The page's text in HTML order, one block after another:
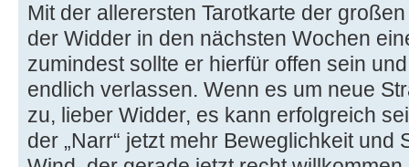
Mit der allerersten Tarotkarte der
der Widder in den nächsten Wochen
zumindest sollte er hierfür offen sein
endlich verlassen. Wenn es um neue
zu, lieber Widder, es kann erfolgreich
der „Narr“ jetzt mehr Beweglichkeit und